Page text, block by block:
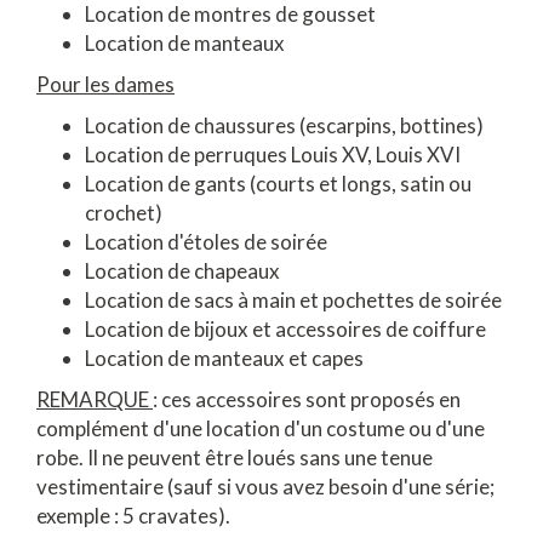
Location de montres de gousset
Location de manteaux
Pour les dames
Location de chaussures (escarpins, bottines)
Location de perruques Louis XV, Louis XVI
Location de gants (courts et longs, satin ou
crochet)
Location d'étoles de soirée
Location de chapeaux
Location de sacs à main et pochettes de soirée
Location de bijoux et accessoires de coiffure
Location de manteaux et capes
REMARQUE: ces accessoires sont proposés en
complément d'une location d'un costume ou d'une
robe. Il ne peuvent être loués sans une tenue
vestimentaire (sauf si vous avez besoin d'une série;
exemple : 5 cravates).